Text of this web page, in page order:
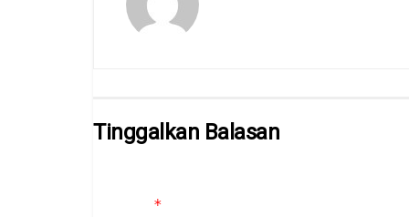
Tinggalkan Balasan
*